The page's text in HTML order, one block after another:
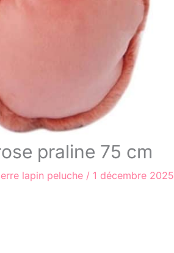
praline 75 cm
lapin peluche / 1 décembre 2025